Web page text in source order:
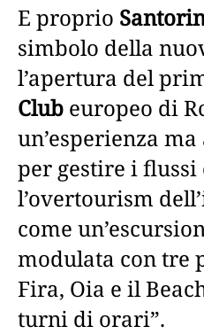
E proprio
simbolo della
l’apertura del
Club europeo di
un’esperienza
per gestire i flussi
l’overtourism
come
modulata con tre
Fira, Oia e il
turni di orari”.